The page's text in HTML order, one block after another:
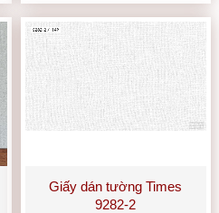
Giấy dán tường Times
9282-2